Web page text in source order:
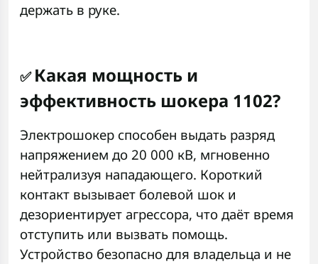
держать в руке.
✅ Какая мощность и
эффективность шокера 1102?
Электрошокер способен выдать разряд
напряжением до 20 000 кВ, мгновенно
нейтрализуя нападающего. Короткий
контакт вызывает болевой шок и
дезориентирует агрессора, что даёт время
отступить или вызвать помощь.
Устройство безопасно для владельца и не